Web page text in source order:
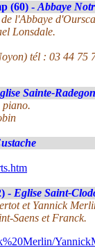
(60) - Abbaye
l'Abbaye
Lonsdale.
tél : 03 44 75
Sainte-
piano.
- Eglise Saint-
et Yannick
Saens et Franck.